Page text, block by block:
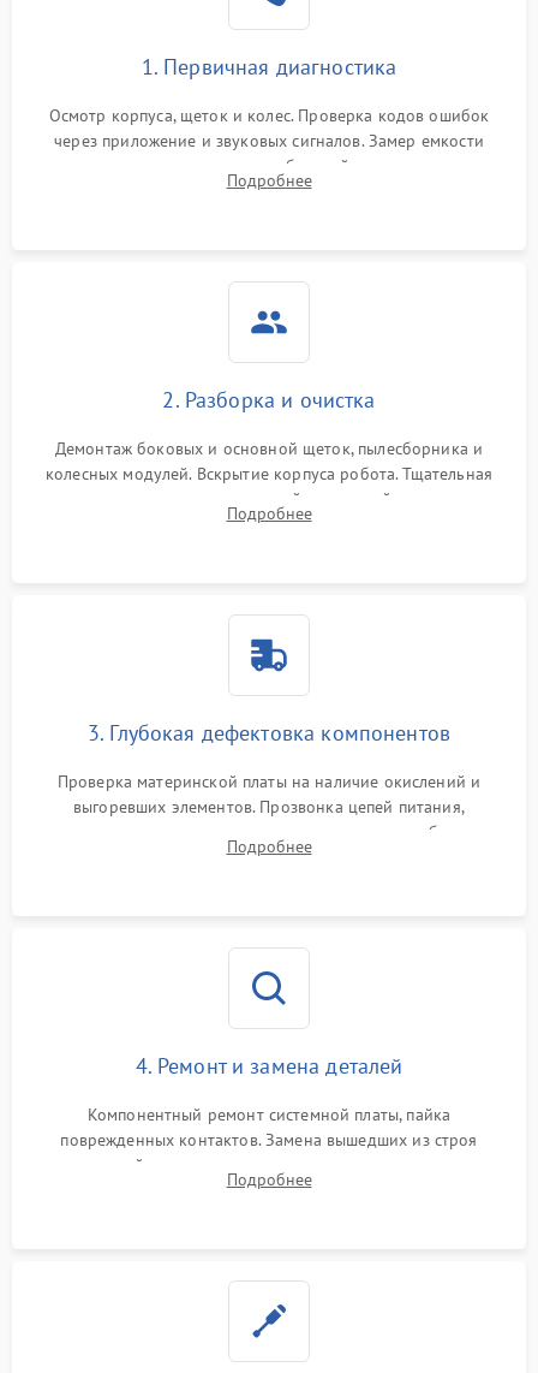
1. Первичная диагностика
Осмотр корпуса, щеток и колес. Проверка кодов ошибок
через приложение и звуковых сигналов. Замер емкости
аккумулятора и тестирование базовой станции зарядки.
Оценка работы лидара, бампера и датчиков падения для
Подробнее
2. Разборка и очистка
Демонтаж боковых и основной щеток, пылесборника и
колесных модулей. Вскрытие корпуса робота. Тщательная
очистка внутренних полостей, шестерней и плат от
скопившейся пыли, волос и шерсти животных с
Подробнее
3. Глубокая дефектовка компонентов
Проверка материнской платы на наличие окислений и
выгоревших элементов. Прозвонка цепей питания,
тестирование приводных моторов колес и турбины
всасывания. Оценка состояния оптических и инфракрасных
Подробнее
4. Ремонт и замена деталей
Компонентный ремонт системной платы, пайка
поврежденных контактов. Замена вышедших из строя
двигателей, изношенного аккумулятора, неисправного
лидара или помпы подачи воды. Восстановление шлейфов и
Подробнее